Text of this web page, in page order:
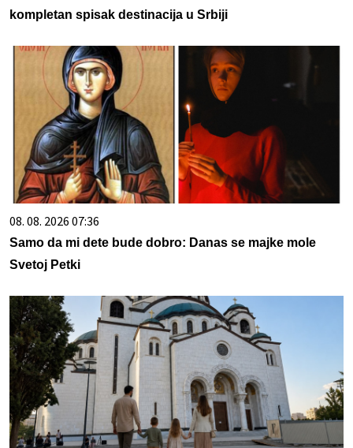
kompletan spisak destinacija u Srbiji
08. 08. 2026 07:36
Samo da mi dete bude dobro: Danas se majke mole
Svetoj Petki